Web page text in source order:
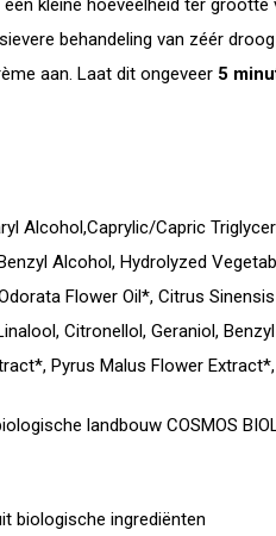
een kleine hoeveelheid ter
behandeling van zéér
aan. Laat dit ongeveer 5
Alcohol,Caprylic/Capric
Alcohol, Hydrolyzed
Flower Oil*, Citrus
Citronellol, Geraniol,
Pyrus Malus Flower
landbouw COSMOS
biologische ingrediënten